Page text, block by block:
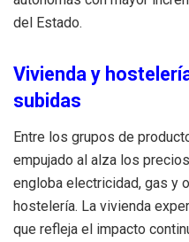
del Estado.
Vivienda y
subidas
Entre los grupos de
empujado al alza los
engloba electricidad, gas y
hostelería. La vivienda
que refleja el impacto